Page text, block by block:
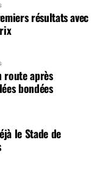
résultats avec
route après
bondées
le Stade de